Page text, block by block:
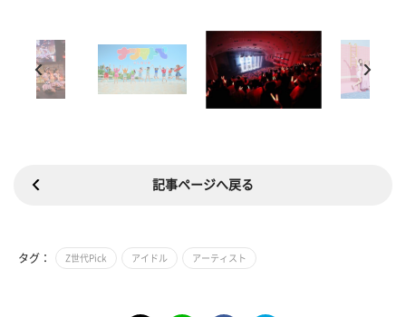
記事ページへ戻る
タグ： Z世代Pick アイドル アーティスト